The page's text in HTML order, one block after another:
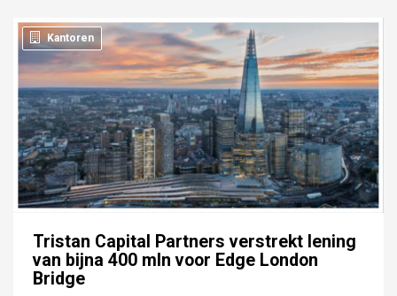
Kantoren
Tristan Capital Partners verstrekt lening
van bijna 400 mln voor Edge London
Bridge